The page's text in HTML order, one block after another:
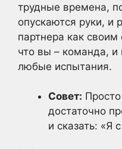
трудные времена,
опускаются руки, и
партнера как
что вы – команда,
любые испытания.
Совет:
достаточно
и сказать: «Я